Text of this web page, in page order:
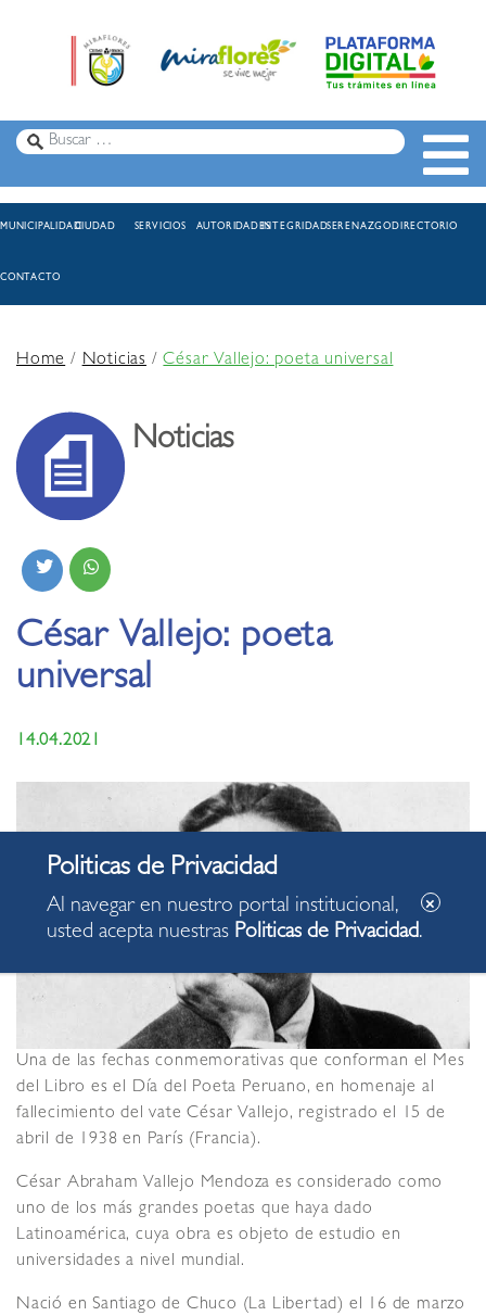
MUNICIPALIDADCIUDAD SERVICIOS AUTORIDADESINTEGRIDADSERENAZGODIRECTORIO
CONTACTO
Home/Noticias /César Vallejo: poeta universal
Noticias
César Vallejo: poeta
universal
14.04.2021
Una de las fechas conmemorativas que conforman el Mes
del Libro es el Día del Poeta Peruano, en homenaje al
fallecimiento del vate César Vallejo, registrado el 15 de
abril de 1938 en París (Francia).
César Abraham Vallejo Mendoza es considerado como
uno de los más grandes poetas que haya dado
Latinoamérica, cuya obra es objeto de estudio en
universidades a nivel mundial.
Nació en Santiago de Chuco (La Libertad) el 16 de marzo
Al navegar en nuestro portal institucional,
usted acepta nuestras Politicas de Privacidad.